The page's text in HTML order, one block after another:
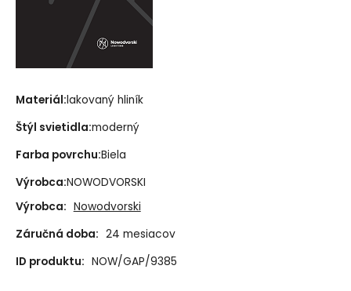
Materiál:lakovaný hliník
Štýl svietidla:moderný
Farba povrchu:Biela
Výrobca:NOWODVORSKI
Výrobca: Nowodvorski
Záručná doba: 24 mesiacov
ID produktu: NOW/GAP/9385